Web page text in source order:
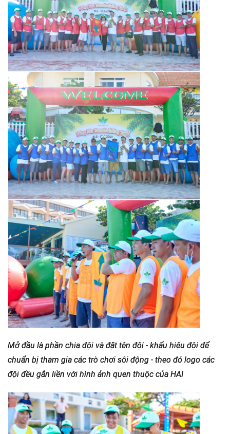
Mở đầu là phần chia đội và đặt tên đội - khẩu hiệu đội để
chuẩn bị tham gia các trò chơi sôi động - theo đó logo các
đội đều gắn liền với hình ảnh quen thuộc của HAI